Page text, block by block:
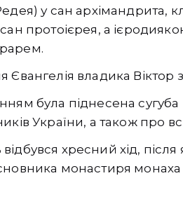
у сан архімандрита,
протоієрея, а
Євангелія владика Віктор
була піднесена
України, а також про
хресний хід,
монастиря монаха